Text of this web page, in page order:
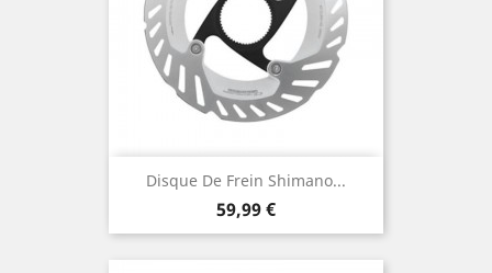
Disque De Frein Shimano...
Prix
59,99 €